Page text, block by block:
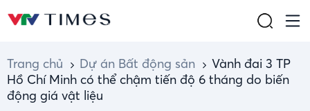
Trang chủ Dự án Bất động sản
Vành đai 3 TP
Hồ Chí Minh có thể chậm tiến độ 6 tháng do biến
động giá vật liệu